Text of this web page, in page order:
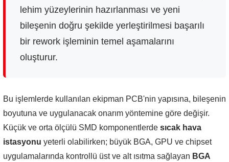
lehim yüzeylerinin hazırlanması ve yeni
bileşenin doğru şekilde yerleştirilmesi başarılı
bir rework işleminin temel aşamalarını
oluşturur.
Bu işlemlerde kullanılan ekipman PCB'nin yapısına, bileşenin
boyutuna ve uygulanacak onarım yöntemine göre değişir.
Küçük ve orta ölçülü SMD komponentlerde sıcak hava
istasyonu yeterli olabilirken; büyük BGA, GPU ve chipset
uygulamalarında kontrollü üst ve alt ısıtma sağlayan BGA